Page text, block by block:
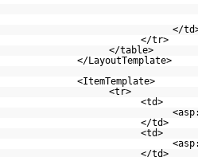
</
</tr>
</table>
</LayoutTemplate>
<ItemTemplate>
<tr>
<td>
</td>
<td>
</td>